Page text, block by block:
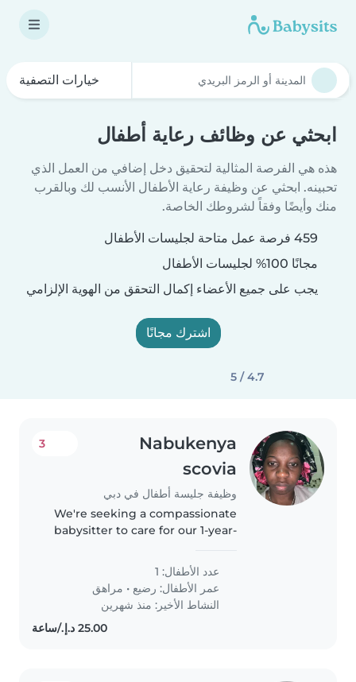
خيارات التصفية
ابحثي عن وظائف رعاية أطفال
هذه هي الفرصة المثالية لتحقيق دخل إضافي من العمل الذي
تحبينه. ابحثي عن وظيفة رعاية الأطفال الأنسب لك وبالقرب
منك وأيضًا وفقاً لشروطك الخاصة.
459 فرصة عمل متاحة لجليسات الأطفال
مجانًا 100% لجليسات الأطفال
يجب على جميع الأعضاء إكمال التحقق من الهوية الإلزامي
اشترك مجانًا
4.7 / 5
Nabukenya
scovia
وظيفة جليسة أطفال في دبي
3
We're seeking a compassionate
babysitter to care for our 1-year-
Our kids are friendly, talkative,
and full of laughter. Our 15-year-
old has obsessive-compulsive..
عدد الأطفال: 1
عمر الأطفال: رضيع • مراهق
النشاط الأخير: منذ شهرين